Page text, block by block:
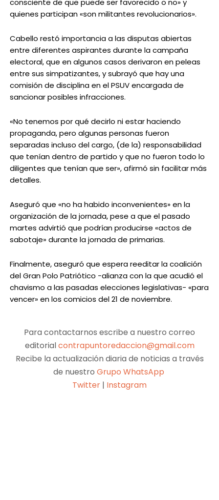
consciente de que puede ser favorecido o no» y
quienes participan «son militantes revolucionarios».
Cabello restó importancia a las disputas abiertas
entre diferentes aspirantes durante la campaña
electoral, que en algunos casos derivaron en peleas
entre sus simpatizantes, y subrayó que hay una
comisión de disciplina en el PSUV encargada de
sancionar posibles infracciones.
«No tenemos por qué decirlo ni estar haciendo
propaganda, pero algunas personas fueron
separadas incluso del cargo, (de la) responsabilidad
que tenían dentro de partido y que no fueron todo lo
diligentes que tenían que ser», afirmó sin facilitar más
detalles.
Aseguró que «no ha habido inconvenientes» en la
organización de la jornada, pese a que el pasado
martes advirtió que podrían producirse «actos de
sabotaje» durante la jornada de primarias.
Finalmente, aseguró que espera reeditar la coalición
del Gran Polo Patriótico -alianza con la que acudió el
chavismo a las pasadas elecciones legislativas- «para
vencer» en los comicios del 21 de noviembre.
Para contactarnos escribe a nuestro correo
editorialcontrapuntoredaccion@gmail.com
Recibe la actualización diaria de noticias a través
de nuestro Grupo WhatsApp
Twitter | Instagram